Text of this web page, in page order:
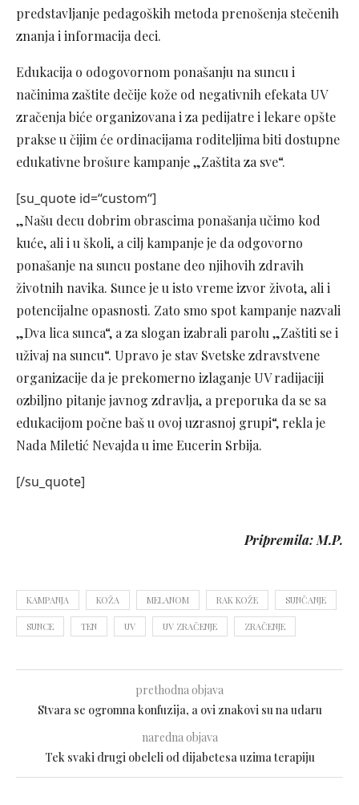
predstavljanje pedagoških metoda prenošenja stečenih
znanja i informacija deci.
Edukacija o odogovornom ponašanju na suncu i
načinima zaštite dečije kože od negativnih efekata UV
zračenja biće organizovana i za pedijatre i lekare opšte
prakse u čijim će ordinacijama roditeljima biti dostupne
edukativne brošure kampanje „Zaštita za sve“.
[su_quote id=“custom“]
„Našu decu dobrim obrascima ponašanja učimo kod
kuće, ali i u školi, a cilj kampanje je da odgovorno
ponašanje na suncu postane deo njihovih zdravih
životnih navika. Sunce je u isto vreme izvor života, ali i
potencijalne opasnosti. Zato smo spot kampanje nazvali
„Dva lica sunca“, a za slogan izabrali parolu „Zaštiti se i
uživaj na suncu“. Upravo je stav Svetske zdravstvene
organizacije da je prekomerno izlaganje UV radijaciji
ozbiljno pitanje javnog zdravlja, a preporuka da se sa
edukacijom počne baš u ovoj uzrasnoj grupi“, rekla je
Nada Miletić Nevajda u ime Eucerin Srbija.
[/su_quote]
Pripremila: M.P.
KAMPANJA KOŽA MELANOM RAK KOŽE SUNČANJE
SUNCE TEN UV UV ZRAČENJE ZRAČENJE
prethodna objava
Stvara se ogromna konfuzija, a ovi znakovi su na udaru
naredna objava
Tek svaki drugi obeleli od dijabetesa uzima terapiju